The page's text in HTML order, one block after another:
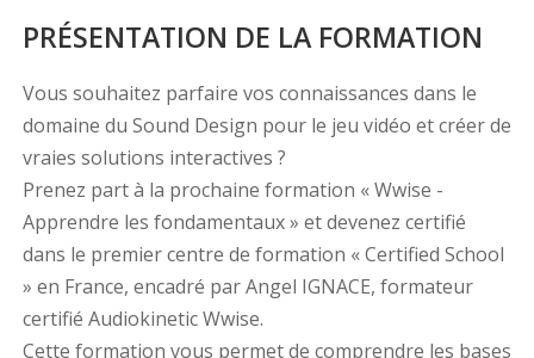
PRÉSENTATION DE LA FORMATION
Vous souhaitez parfaire vos connaissances dans le
domaine du Sound Design pour le jeu vidéo et créer de
vraies solutions interactives ?
Prenez part à la prochaine formation « Wwise -
Apprendre les fondamentaux » et devenez certifié
dans le premier centre de formation « Certified School
» en France, encadré par Angel IGNACE, formateur
certifié Audiokinetic Wwise.
Cette formation vous permet de comprendre les bases